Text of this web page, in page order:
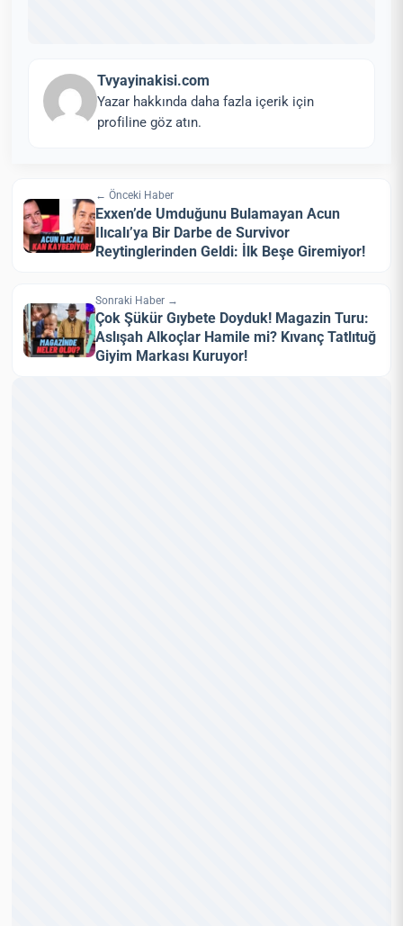
Tvyayinakisi.com
Yazar hakkında daha fazla içerik için
profiline göz atın.
← Önceki Haber
Exxen’de Umduğunu Bulamayan Acun
Ilıcalı’ya Bir Darbe de Survivor
Reytinglerinden Geldi: İlk Beşe Giremiyor!
Sonraki Haber →
Çok Şükür Gıybete Doyduk! Magazin Turu:
Aslışah Alkoçlar Hamile mi? Kıvanç Tatlıtuğ
Giyim Markası Kuruyor!